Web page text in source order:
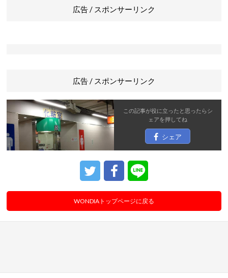
広告 / スポンサーリンク
広告 / スポンサーリンク
この記事が役に立ったと思ったら シ
ェアを押してね
シェア
WONDIAトップページに戻る